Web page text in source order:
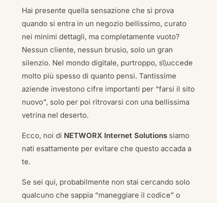
Hai presente quella sensazione che si prova
quando si entra in un negozio bellissimo, curato
nei minimi dettagli, ma completamente vuoto?
Nessun cliente, nessun brusio, solo un gran
silenzio. Nel mondo digitale, purtroppo, s\\uccede
molto più spesso di quanto pensi. Tantissime
aziende investono cifre importanti per “farsi il sito
nuovo”, solo per poi ritrovarsi con una bellissima
vetrina nel deserto.
Ecco, noi di NETWORX Internet Solutionssiamo
nati esattamente per evitare che questo accada a
te.
Se sei qui, probabilmente non stai cercando solo
qualcuno che sappia “maneggiare il codice” o